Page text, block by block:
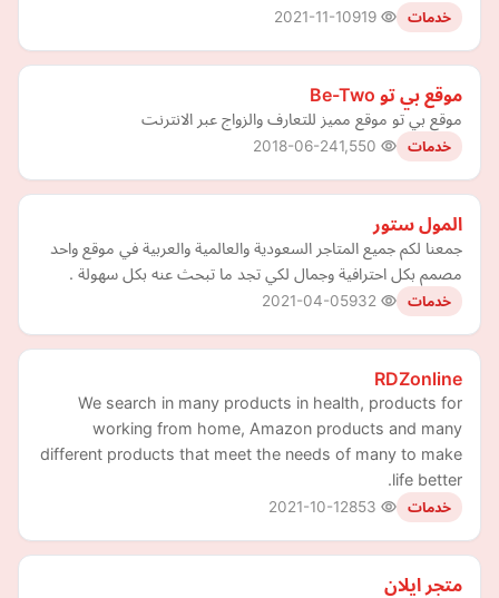
خدمات 2021-11-10
موقع بي تو Be-Two
موقع بي تو موقع مميز للتعارف والزواج عبر الانترنت
خدمات 2018-06-24
المول ستور
جمعنا لكم جميع المتاجر السعودية والعالمية والعربية في موقع واحد
مصمم بكل احترافية وجمال لكي تجد ما تبحث عنه بكل سهولة .
خدمات 2021-04-05
RDZonline
We search in many products in health, products for
working from home, Amazon products and many
different products that meet the needs of many to make
life better.
خدمات 2021-10-12
متجر ايلان